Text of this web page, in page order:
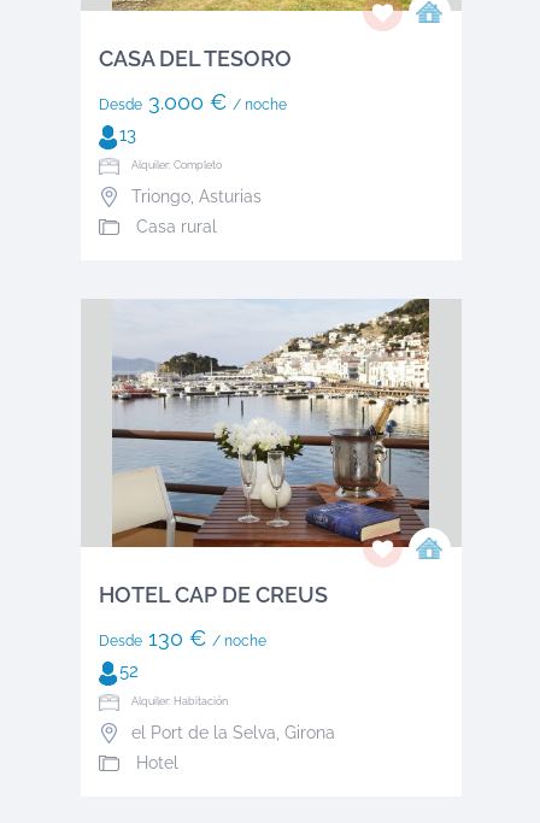
CASA DEL TESORO
Desde3.000 € / noche
13
Alquiler: Completo
Triongo, Asturias
Casa rural
HOTEL CAP DE CREUS
Desde130 € / noche
52
Alquiler: Habitación
el Port de la Selva Girona
Hotel